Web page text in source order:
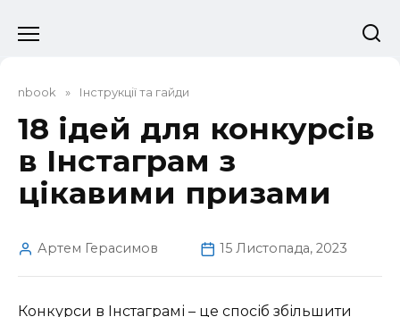
до
nbook » Інструкції та гайди
18 ідей для конкурсів
в Інстаграм з
цікавими призами
Артем Герасимов 15 Листопада, 2023
Конкурси в Інстаграмі – це спосіб збільшити